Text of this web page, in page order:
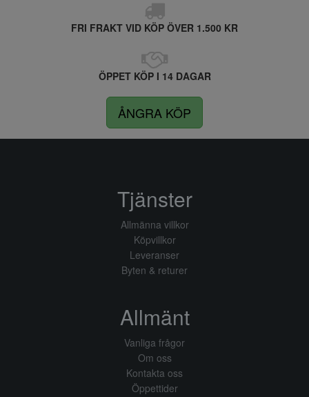
FRI FRAKT VID KÖP ÖVER 1.500 KR
ÖPPET KÖP I 14 DAGAR
ÅNGRA KÖP
Tjänster
Allmänna villkor
Köpvillkor
Leveranser
Byten & returer
Allmänt
Vanliga frågor
Om oss
Kontakta oss
Öppettider